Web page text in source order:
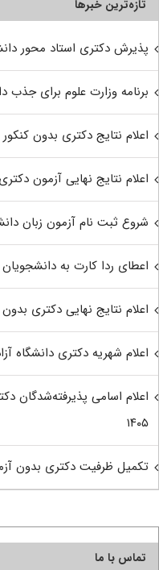
تازه‌ترین خبرها
پذیرش دکتری استاد محور
برنامه وزارت علوم برای
اعلام نتایج دکتری بدون کنکور
اعلام نتایج نهایی آزمون دکتری سال ۱۴۰۵ در
شروع ثبت نام آزمون زبان
اعطای ردا کارت به دانشجویان
اعلام نتایج نهایی دکتری بدون
اعلام شهریه دکتری دانشگاه آزاد
اعلام اسامی پذیرفته‌شدگان
۱۴۰۵
تکمیل ظرفیت دکتری بدون
تماس با ما